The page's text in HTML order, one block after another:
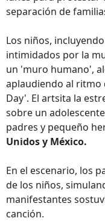
separación de
Los niños,
intimidados por la
un 'muro humano',
aplaudiendo al ritmo
Day'. El artsita la
sobre un
padres y pequeño
Unidos y México.
En el escenario, los
de los niños,
manifestantes
canción.